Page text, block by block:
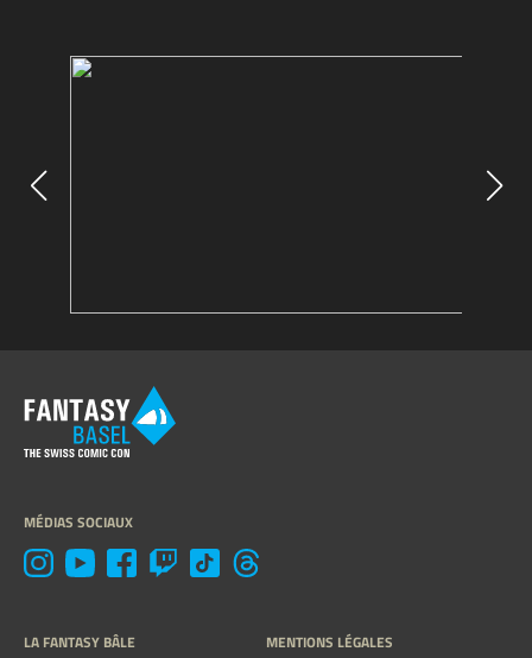
MÉDIAS SOCIAUX
LA FANTASY BÂLE MENTIONS LÉGALES